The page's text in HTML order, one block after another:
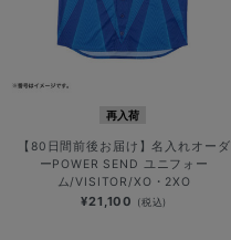
再入荷
【80日間前後お届け】名入れオーダ
ーPOWER SEND ユニフォー
ム/VISITOR/XO・2XO
¥21,100 (税込)